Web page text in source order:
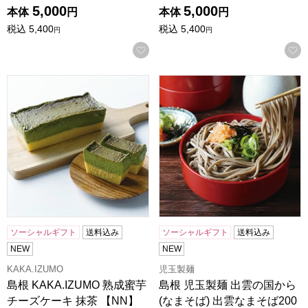
本体 5,000円
税込 5,400円
お気に入りに登録する
本体 5,000円
税込 5,400円
島根 KAKA.IZUMO 熟成蜜芋チーズケーキ 抹茶 【NN】
ソーシャルギフト
送料込み
NEW
KAKA.IZUMO
島根 KAKA.IZUMO 熟成蜜芋
チーズケーキ 抹茶 【NN】
島根 児玉製麺 出雲の国から
ソーシャルギフト
送料込み
NEW
児玉製麺
島根 児玉製麺 出雲の国から
(なまそば) 出雲なまそば200